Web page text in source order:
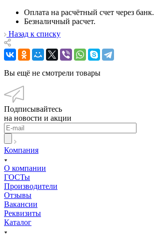
Оплата на расчётный счет через банк.
Безналичный расчет.
Назад к списку
Вы ещё не смотрели товары
Подписывайтесь
на новости и акции
Компания
О компании
ГОСТы
Производители
Отзывы
Вакансии
Реквизиты
Каталог